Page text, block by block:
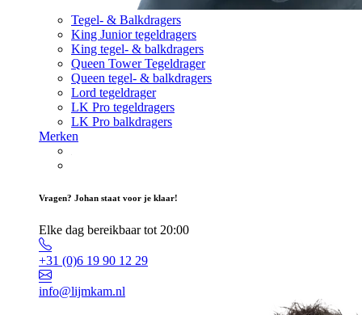
Tegel- & Balkdragers
King Junior tegeldragers
King tegel- & balkdragers
Queen Tower Tegeldrager
Queen tegel- & balkdragers
Lord tegeldrager
LK Pro tegeldragers
LK Pro balkdragers
Merken
Vragen? Johan staat voor je klaar!
Elke dag bereikbaar tot 20:00
+31 (0)6 19 90 12 29
info@lijmkam.nl